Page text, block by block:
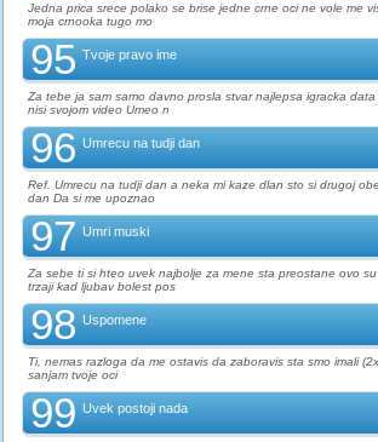
Jedna prica srece polako se brise jedne crne oci ne vole me
moja crnooka tugo mo
95 Tvoje pravo ime
Za tebe ja sam samo davno prosla stvar najlepsa igracka
nisi svojom video Umeo n
96 Umrecu na tudji dan
Ref. Umrecu na tudji dan a neka mi kaze dlan sto si drugoj
dan Da si me upoznao
97 Umri muski
Za sebe ti si hteo uvek najbolje za mene sta preostane ovo
trzaji kad ljubav bolest pos
98 Uspomene
Ti, nemas razloga da me ostavis da zaboravis sta smo imali
sanjam tvoje oci
99 Uvek postoji nada